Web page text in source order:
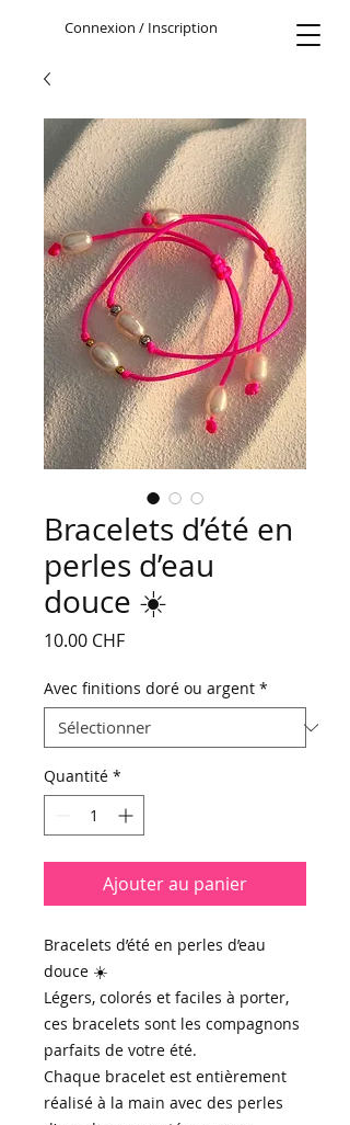
Connexion / Inscription
Bracelets d’été en
perles d’eau
douce ☀️
10.00 CHFPrix
Avec finitions doré ou argent *
Quantité *
Ajouter au panier
Bracelets d’été en perles d’eau
douce ☀️
Légers, colorés et faciles à porter,
ces bracelets sont les compagnons
parfaits de votre été.
Chaque bracelet est entièrement
réalisé à la main avec des perles